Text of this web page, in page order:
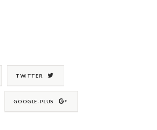
TWITTER
GOOGLE-PLUS